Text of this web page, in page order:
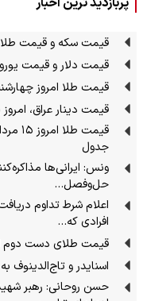
قیمت سکه و قیمت طلا امروز جمعه
قیمت دلار و قیمت یورو امروز جمعه
قیمت طلا امروز چهارشنبه ۱۴ مرداد ۱۴۰۵ / طلای ۱۸ عیار
قیمت دینار عراق، امروز پنجشنبه
جدول
ونس: ایرانی‌ها
حل‌وفصل…
اعلام شرط تداوم
افرادی که…
قیمت طلای دست دوم امروز
اسنایدر و تاج‌الدینوف
حسن روحانی: رهبر